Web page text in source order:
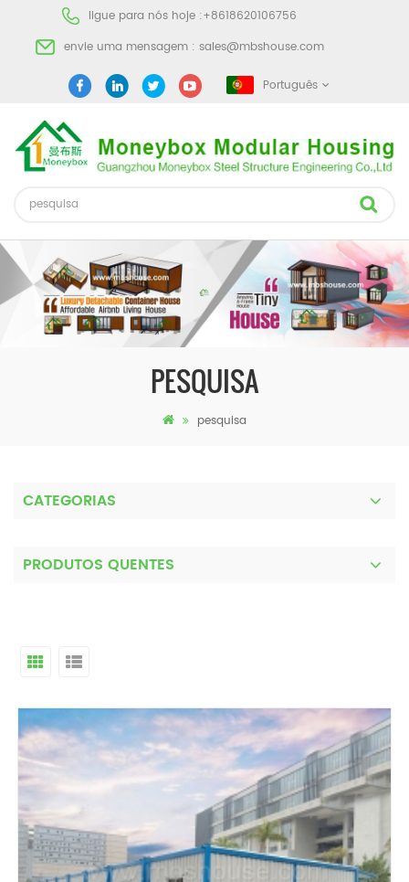
ligue para nós hoje :+8618620106756
envie uma mensagem : sales@mbshouse.com
Português
PESQUISA
pesquisa
CATEGORIAS
PRODUTOS QUENTES